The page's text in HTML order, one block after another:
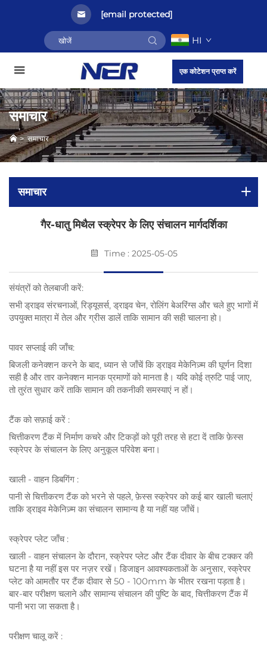
[email protected]
HI
एक कोटेशन प्राप्त करें
समाचार
>समाचार
समाचार
गैर-धातु मिथैल स्क्रेपर के लिए संचालन मार्गदर्शिका
Time : 2025-05-05
संयंत्रों को तेलबाजी करें:
सभी ड्राइव संरचनाओं, रिड्यूसर्स, ड्राइव चेन, रोलिंग बेअरिंग्स और चले हुए भागों में
उपयुक्त मात्रा में तेल और ग्रीस डालें ताकि सामान की सही चालना हो।
पावर सप्लाई की जाँच:
बिजली कनेक्शन करने के बाद, ध्यान से जाँचें कि ड्राइव मेकेनिज़्म की घूर्णन दिशा
सही है और तार कनेक्शन मानक प्रमाणों को मानता है। यदि कोई त्रुटि पाई जाए,
तो तुरंत सुधार करें ताकि सामान की तकनीकी समस्याएं न हों।
टैंक को सफ़ाई करें :
चित्तीकरण टैंक में निर्माण कचरे और टिकड़ों को पूरी तरह से हटा दें ताकि फ़ेस्स
स्क्रेपर के संचालन के लिए अनुकूल परिवेश बना।
खाली - वाहन डिबगिंग :
पानी से चित्तीकरण टैंक को भरने से पहले, फ़ेस्स स्क्रेपर को कई बार खाली चलाएं
ताकि ड्राइव मेकेनिज़्म का संचालन सामान्य है या नहीं यह जाँचें।
स्क्रेपर प्लेट जाँच :
खाली - वाहन संचालन के दौरान, स्क्रेपर प्लेट और टैंक दीवार के बीच टक्कर की
घटना है या नहीं इस पर नज़र रखें। डिजाइन आवश्यकताओं के अनुसार, स्क्रेपर
प्लेट को आमतौर पर टैंक दीवार से 50 - 100mm के भीतर रखना पड़ता है।
बार-बार परीक्षण चलाने और सामान्य संचालन की पुष्टि के बाद, चित्तीकरण टैंक में
पानी भरा जा सकता है।
परीक्षण चालू करें :